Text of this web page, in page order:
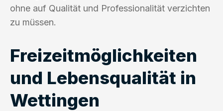
ohne auf Qualität und Professionalität verzichten
zu müssen.
Freizeitmöglichkeiten
und Lebensqualität in
Wettingen